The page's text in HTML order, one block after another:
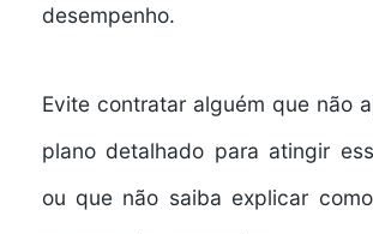
desempenho.
Evite contratar alguém que não
plano detalhado para atingir
ou que não saiba explicar